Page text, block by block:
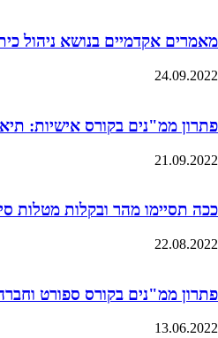
מאמרים אקדמיים בנושא ניהול
24.09.2022
פתרון ממ"נים בקורס אישיות:
21.09.2022
ככה תסיימו מהר ובקלות מטלות
22.08.2022
פתרון ממ"נים בקורס ספורט
13.06.2022